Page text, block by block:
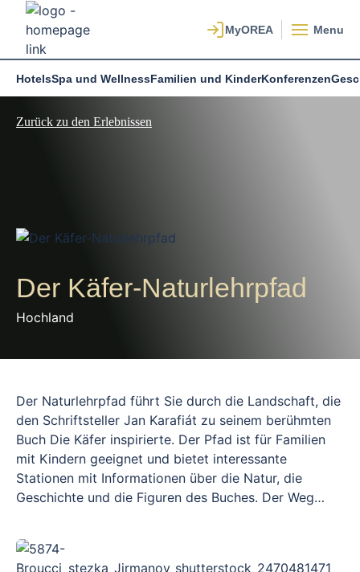
Menu
HotelsSpa und WellnessFamilien und KinderKonferenzen
Zurück zu den Erlebnissen
Der Käfer-Naturlehrpfad
Hochland
Der Naturlehrpfad führt Sie durch die Landschaft, die
den Schriftsteller Jan Karafiát zu seinem berühmten
Buch Die Käfer inspirierte. Der Pfad ist für Familien
mit Kindern geeignet und bietet interessante
Stationen mit Informationen über die Natur, die
Geschichte und die Figuren des Buches. Der Weg
der Karafiát wirkte, und führt durch die umliegende
malerische Landschaft von Vysočina. An jeder Station